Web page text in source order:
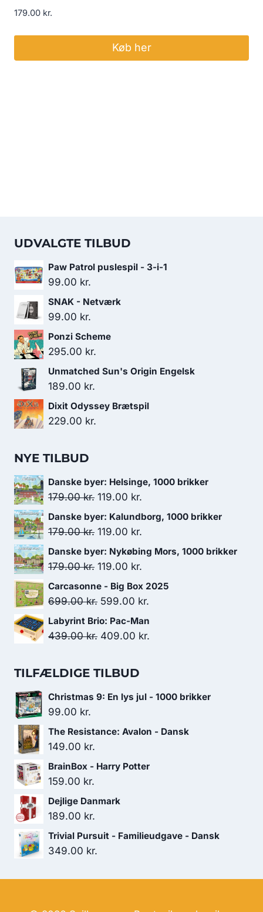
179.00 kr.
Køb her
UDVALGTE TILBUD
Paw Patrol puslespil - 3-i-1
99.00 kr.
SNAK - Netværk
99.00 kr.
Ponzi Scheme
295.00 kr.
Unmatched Sun's Origin Engelsk
189.00 kr.
Dixit Odyssey Brætspil
229.00 kr.
NYE TILBUD
Danske byer: Helsinge, 1000 brikker
179.00kr. Den
oprindelige
pris
179.00 kr..
119.00 kr.
aktuelle
119.00 kr..
Danske byer: Kalundborg, 1000 brikker
179.00kr. Den
oprindelige
pris
179.00 kr..
119.00 kr.
aktuelle
Danske byer: Nykøbing Mors, 1000 brikker
179.00kr. Den
oprindelige
pris
179.00 kr..
119.00 kr.
aktuelle
pris
Carcasonne - Big Box 2025
699.00kr. Den
oprindelige
pris
599.00 kr.
Labyrint Brio: Pac-Man
439.00kr. Den
pris
439.00 kr..
409.00 kr.
409.00 kr..
TILFÆLDIGE TILBUD
Christmas 9: En lys jul - 1000 brikker
99.00 kr.
The Resistance: Avalon - Dansk
149.00 kr.
BrainBox - Harry Potter
159.00 kr.
Dejlige Danmark
189.00 kr.
Trivial Pursuit - Familieudgave - Dansk
349.00 kr.